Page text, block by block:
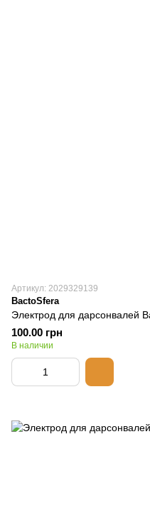
Артикул: 2029329139
BactoSfera
Электрод для дарсонвалей
100.00 грн
В наличии